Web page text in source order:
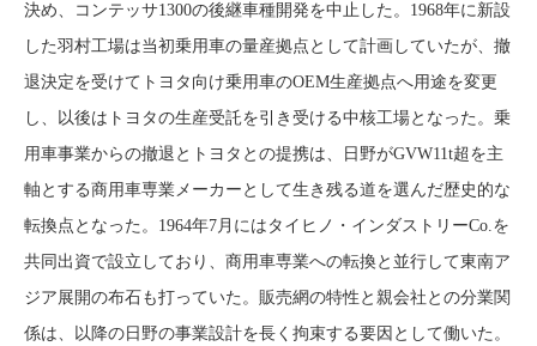
決め、コンテッサ1300の後継車種開発を中止した。1968年に新設
した羽村工場は当初乗用車の量産拠点として計画していたが、撤
退決定を受けてトヨタ向け乗用車のOEM生産拠点へ用途を変更
し、以後はトヨタの生産受託を引き受ける中核工場となった。乗
用車事業からの撤退とトヨタとの提携は、日野がGVW11t超を主
軸とする商用車専業メーカーとして生き残る道を選んだ歴史的な
転換点となった。1964年7月にはタイヒノ・インダストリーCo.を
共同出資で設立しており、商用車専業への転換と並行して東南ア
ジア展開の布石も打っていた。販売網の特性と親会社との分業関
係は、以降の日野の事業設計を長く拘束する要因として働いた。